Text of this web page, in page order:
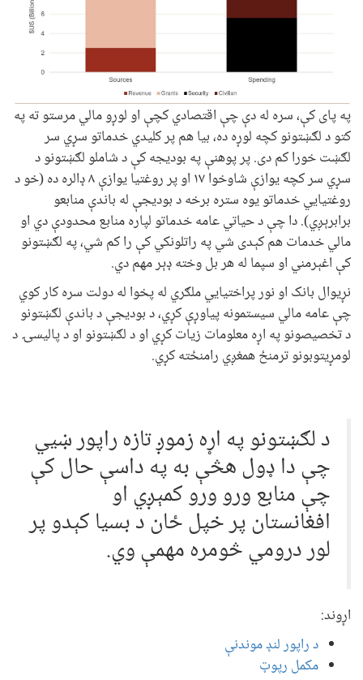
په پای کې، سره له دې چې اقتصادي کچې او لوړو مالي مرستو ته په
کتو د لګښتونو کچه لوړه ده، بيا هم پر کليدي خدماتو سړي سر
لګښت خورا کم دی. پر پوهنې په بوديجه کې د شاملو لګښتونو د
سړي سر کچه يوازې شاوخوا ۱۷ او پر روغتيا يوازې ۸ ډالره ده (خو د
روغتيايي خدماتو يوه ستره برخه د بوديجې له باندې منابعو
برابرېږي). دا چې د حياتي عامه خدماتو لپاره منابع محدودې دي او
مالي خدمات هم کېدی شي په راتلونکي کې را کم شي، په لګښتونو
کې اغېرمني او سپما له هر بل وخته ډېر مهم دي.
نړيوال بانک او نور پراختيايي ملګري له پخوا له دولت سره کار کوي
چې عامه مالي سيستمونه پياوړې کړي، د بوديجې د باندې لګښتونو
د تخصيصونو په اړه معلومات زيات کړي او د لګښتونو او د پاليسۍ د
لومړيتوبونو ترمنځ همغږي رامنځته کړي.
د لګښتونو په اړه زموږ تازه راپور ښيي
چې دا ډول هڅې به په داسې حال کې
چې منابع ورو ورو کمېږي او
افغانستان پر خپل ځان د بسيا کېدو پر
لور درومي څومره مهمې وي.
اړوند:
د راپور لنډ موندنې
مکمل رپوټ